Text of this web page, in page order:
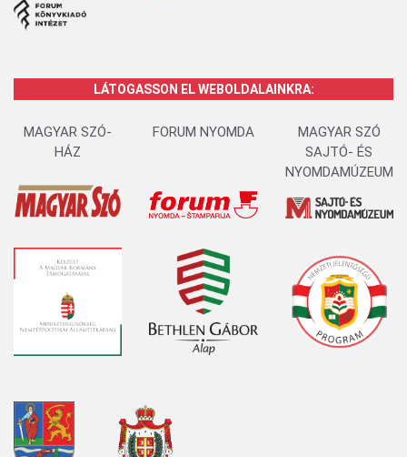
LÁTOGASSON EL WEBOLDALAINKRA:
MAGYAR SZÓ-
HÁZ
FORUM NYOMDA
MAGYAR SZÓ
SAJTÓ- ÉS
NYOMDAMÚZEUM